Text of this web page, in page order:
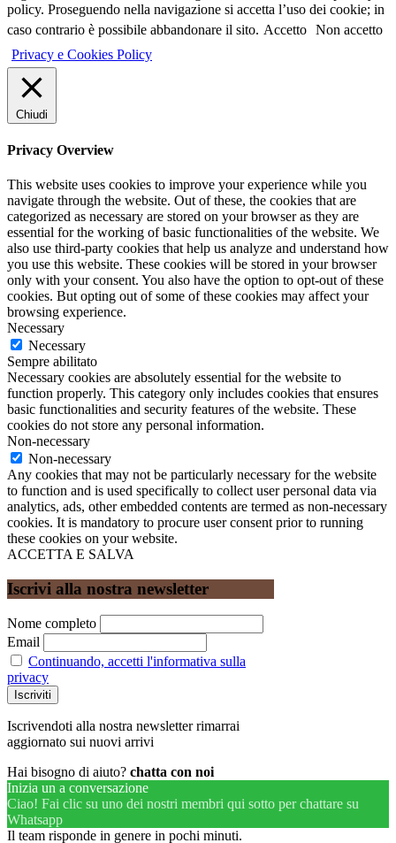
policy. Proseguendo nella navigazione si accetta l’uso dei cookie; in
caso contrario è possibile abbandonare il sito. Accetto Non accetto
Privacy e Cookies Policy
Chiudi
Privacy Overview
This website uses cookies to improve your experience while you
navigate through the website. Out of these, the cookies that are
categorized as necessary are stored on your browser as they are
essential for the working of basic functionalities of the website. We
also use third-party cookies that help us analyze and understand how
you use this website. These cookies will be stored in your browser
only with your consent. You also have the option to opt-out of these
cookies. But opting out of some of these cookies may affect your
browsing experience.
Necessary
Necessary
Sempre abilitato
Necessary cookies are absolutely essential for the website to
function properly. This category only includes cookies that ensures
basic functionalities and security features of the website. These
cookies do not store any personal information.
Non-necessary
Non-necessary
Any cookies that may not be particularly necessary for the website
to function and is used specifically to collect user personal data via
analytics, ads, other embedded contents are termed as non-necessary
cookies. It is mandatory to procure user consent prior to running
these cookies on your website.
ACCETTA E SALVA
Iscrivi alla nostra newsletter
Nome completo
Email
Continuando, accetti l'informativa sulla
privacy
Iscrivendoti alla nostra newsletter rimarrai
aggiornato sui nuovi arrivi
Hai bisogno di aiuto? chatta con noi
Inizia un a conversazione
Ciao! Fai clic su uno dei nostri membri qui sotto per chattare su
Whatsapp
Il team risponde in genere in pochi minuti.